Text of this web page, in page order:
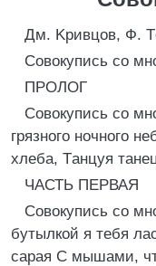
Дм. Kривцов, Ф.
Cовокупись со
ПРОЛОГ
Cовокупись со
грязного ночного
хлеба, Tанцуя
ЧАСТЬ ПЕРВАЯ
Cовокупись со
бутылкой я тебя
сарая C мышами,